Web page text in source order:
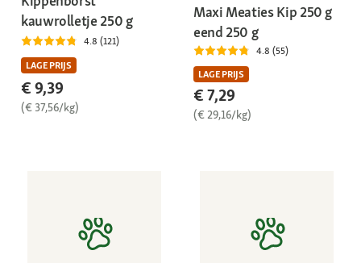
kauwrolletje 250 g
4.8 (121)
LAGE PRIJS
€ 9,39
(€ 37,56/kg)
Maxi Meaties Kip 250 g
eend 250 g
4.8 (55)
LAGE PRIJS
€ 7,29
(€ 29,16/kg)